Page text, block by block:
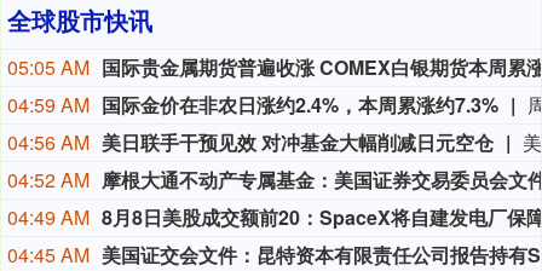
全球股市快讯
05:05 AM
04:59 AM 国际金价在非农日涨约2.4%，本周累涨约7.3%
04:56 AM 美日联手干预见效 对冲基金大幅削减日元空仓
04:52 AM
04:49 AM
04:45 AM